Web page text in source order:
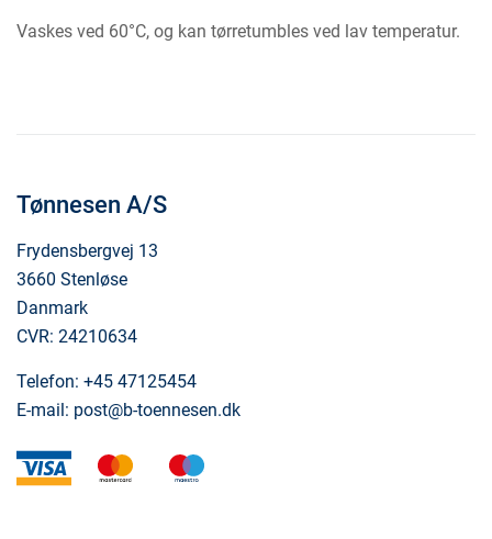
Vaskes ved 60°C, og kan tørretumbles ved lav temperatur.
Tønnesen A/S
Frydensbergvej 13
3660 Stenløse
Danmark
CVR: 24210634
Telefon: +45 47125454
E-mail: post@b-toennesen.dk
visa mastercard